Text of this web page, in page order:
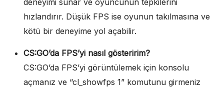
deneyimi sunar ve oyuncunun tepkilerini
hızlandırır. Düşük FPS ise oyunun takılmasına ve
kötü bir deneyime yol açabilir.
CS:GO’da FPS’yi nasıl gösteririm?
CS:GO’da FPS’yi görüntülemek için konsolu
açmanız ve “cl_showfps 1” komutunu girmeniz